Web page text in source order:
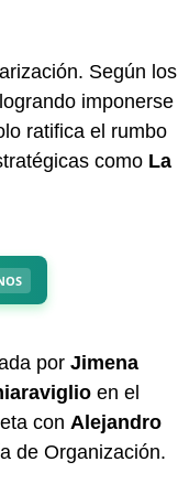
Según los
imponerse
ratifica el rumbo
como La
por Jimena
en el
con Alejandro
de Organización.